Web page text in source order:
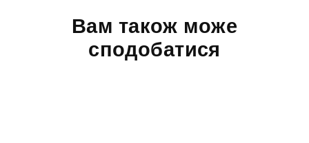
Вам також може
сподобатися